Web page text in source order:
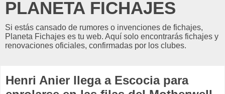
PLANETA FICHAJES
Si estás cansado de rumores o invenciones de fichajes,
Planeta Fichajes es tu web. Aquí solo encontrarás fichajes y
renovaciones oficiales, confirmadas por los clubes.
Henri Anier llega a Escocia para